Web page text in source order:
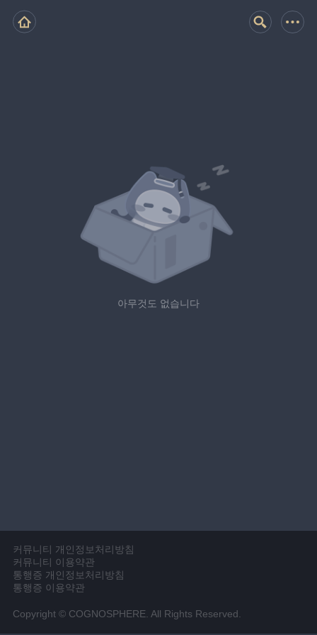
아무것도 없습니다
커뮤니티 개인정보처리방침
커뮤니티 이용약관
통행증 개인정보처리방침
통행증 이용약관
Copyright © COGNOSPHERE. All Rights Reserved.